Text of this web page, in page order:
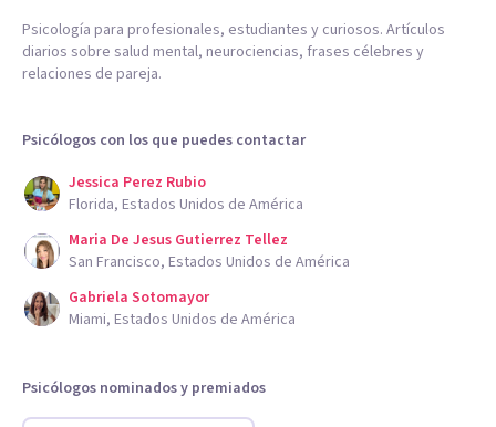
Psicología para profesionales, estudiantes y curiosos. Artículos
diarios sobre salud mental, neurociencias, frases célebres y
relaciones de pareja.
Psicólogos con los que puedes contactar
Jessica Perez Rubio
Florida, Estados Unidos de América
Maria De Jesus Gutierrez Tellez
San Francisco, Estados Unidos de América
Gabriela Sotomayor
Miami, Estados Unidos de América
Psicólogos nominados y premiados